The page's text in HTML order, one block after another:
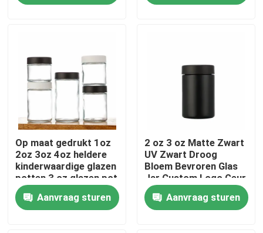
Video's
Ongeveer ons
Fabrieksreis
Kwaliteitscontrole
Op maat gedrukt 1oz
2oz 3oz 4oz heldere
kinderwaardige glazen
potten 3 oz glazen pot
rechtzijdig glazen
kinderwaardig cap Cr
pot
Aanvraag sturen
2 oz 3 oz Matte Zwart
UV Zwart Droog
Bloem Bevroren Glas
Jar Custom Logo Geur
Proof Kind Proof
Veiligheidslot Deksel
Aanvraag sturen